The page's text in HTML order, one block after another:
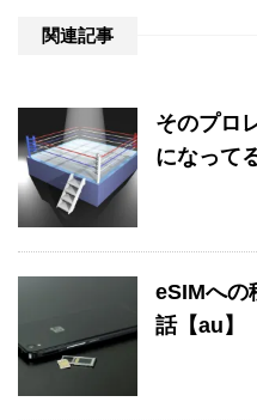
関連記事
そのプロ
になって
eSIMへの
話【au】